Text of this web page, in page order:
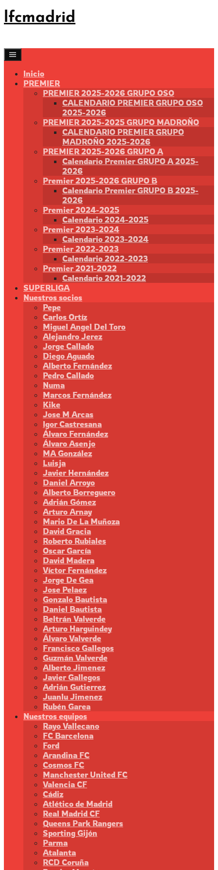
Saltar
al
lfcmadrid
Inicio
PREMIER
PREMIER 2025-2026 GRUPO OSO
CALENDARIO PREMIER GRUPO OSO
2025-2026
PREMIER 2025-2025 GRUPO MADROÑO
CALENDARIO PREMIER GRUPO
MADROÑO 2025-2026
PREMIER 2025-2026 GRUPO A
Calendario Premier GRUPO A 2025-
2026
Premier 2025-2026 GRUPO B
Calendario Premier GRUPO B 2025-
2026
Premier 2024-2025
Calendario 2024-2025
Premier 2023-2024
Calendario 2023-2024
Premier 2022-2023
Calendario 2022-2023
Premier 2021-2022
Calendario 2021-2022
SUPERLIGA
Nuestros socios
Pepe
Carlos Ortíz
Miguel Angel Del Toro
Alejandro Jerez
Jorge Callado
Diego Aguado
Alberto Fernández
Pedro Callado
Numa
Marcos Fernández
Kike
Jose M Arcas
Igor Castresana
Álvaro Fernández
Álvaro Asenjo
MA González
Luisja
Javier Hernández
Daniel Arroyo
Alberto Borreguero
Adrián Gómez
Arturo Arnay
Mario De La Muñoza
David Gracia
Roberto Rubiales
Oscar García
David Madera
Víctor Fernández
Jorge De Gea
Jose Pelaez
Gonzalo Bautista
Daniel Bautista
Beltrán Valverde
Arturo Harguindey
Álvaro Valverde
Francisco Gallegos
Guzmán Valverde
Alberto Jimenez
Javier Gallegos
Adrián Gutierrez
Juanlu Jimenez
Rubén Garea
Nuestros equipos
Rayo Vallecano
FC Barcelona
Ford
Arandina FC
Cosmos FC
Manchester United FC
Valencia CF
Cádiz
Atlético de Madrid
Real Madrid CF
Queens Park Rangers
Sporting Gijón
Parma
Atalanta
RCD Coruña